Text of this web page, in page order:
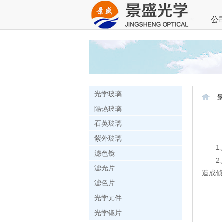
公
光学玻璃
隔热玻璃
石英玻璃
紫外玻璃
滤色镜
滤光片
滤色片
光学元件
光学镜片
1、
2、
造成